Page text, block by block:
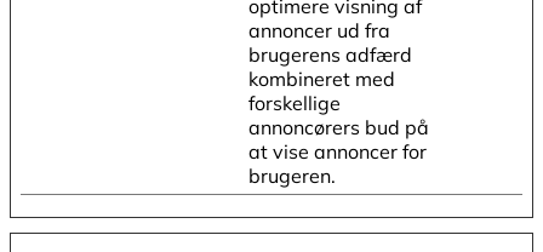
optimere visning af
annoncer ud fra
brugerens adfærd
kombineret med
forskellige
annoncørers bud på
at vise annoncer for
brugeren.